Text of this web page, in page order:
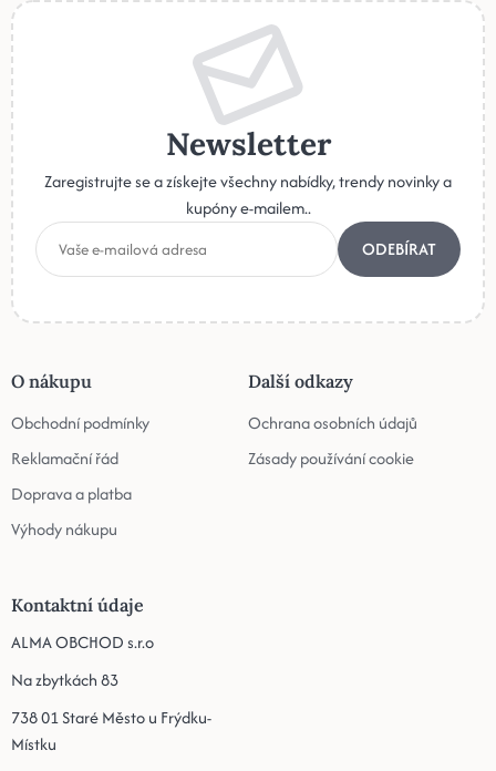
Newsletter
Zaregistrujte se a získejte všechny nabídky, trendy novinky a
kupóny e-mailem..
ODEBÍRAT
O nákupu
Obchodní podmínky
Reklamační řád
Doprava a platba
Výhody nákupu
Další odkazy
Ochrana osobních údajů
Zásady používání cookie
Kontaktní údaje
ALMA OBCHOD s.r.o
Na zbytkách 83
738 01 Staré Město u Frýdku-
Místku